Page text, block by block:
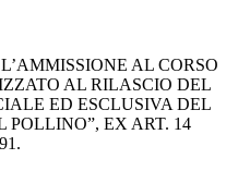
AL CORSO
AL RILASCIO DEL
ED ESCLUSIVA DEL
EX ART. 14